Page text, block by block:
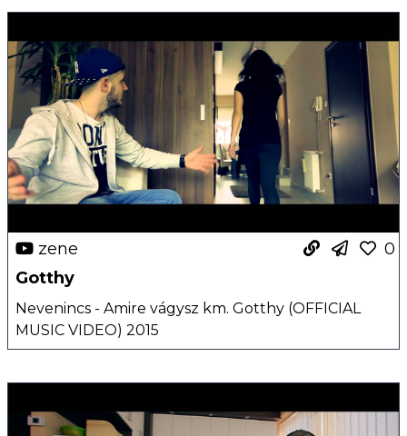
zene
0
Gotthy
Nevenincs - Amire vágysz km. Gotthy (OFFICIAL
MUSIC VIDEO) 2015